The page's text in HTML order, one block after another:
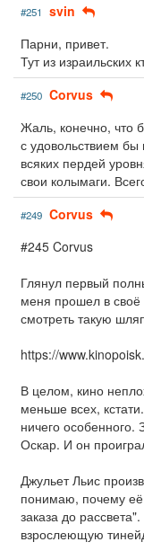
#251 svin
Парни, привет.
Тут из израильских
#250 Corvus
Жаль, конечно, что
с удовольствием бы
всяких пердей
свои колымаги.
#249 Corvus
#245 Corvus
Глянул первый
меня прошел в своё
смотреть такую
https://
В целом, кино
меньше всех,
ничего особенного.
Оскар. И он
Джульет Льис
понимаю, почему
заказа до
взрослеющую